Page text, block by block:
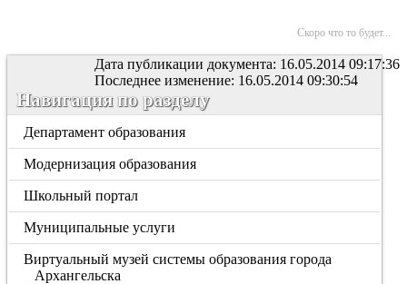
Скоро что то будет...
Дата публикации документа: 16.05.2014 09:17:36
Последнее изменение: 16.05.2014 09:30:54
Навигация по разделу
Департамент образования
Модернизация образования
Школьный портал
Муниципальные услуги
Виртуальный музей системы образования города
Архангельска